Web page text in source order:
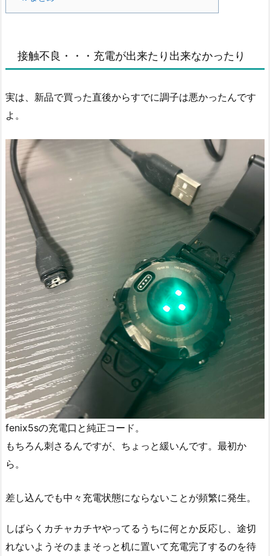
接触不良・・・充電が出来たり出来なかったり
実は、新品で買った直後からすでに調子は悪かったんです
よ。
fenix5sの充電口と純正コード。
もちろん刺さるんですが、ちょっと緩いんです。最初か
ら。
差し込んでも中々充電状態にならないことが頻繁に発生。
しばらくカチャカチヤやってるうちに何とか反応し、途切
れないようそのままそっと机に置いて充電完了するのを待